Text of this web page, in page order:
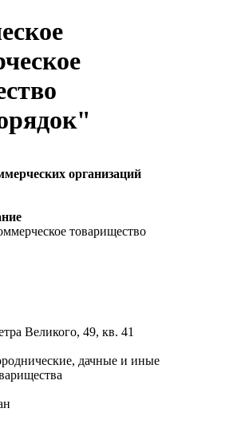
организаций
товарищество
Великого, 49, кв. 41
дачные и иные